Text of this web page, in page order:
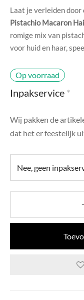
Laat je verleiden door
Pistachio Macaron
romige mix van
voor huid en haar,
Op voorraad
Inpakservice *
Wij pakken de
dat het er feestelijk
Rebul
Chique
Collection